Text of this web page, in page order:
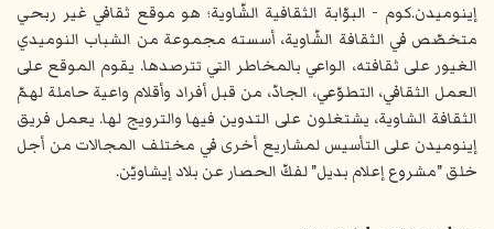
إينوميدن.كوم - البوّابة الثقافية الشّاوية؛ هو موقع ثقافي غير ربحي
متخصّص في الثقافة الشّاوية، أسسته مجموعة من الشباب النوميدي
الغيور على ثقافته، الواعي بالمخاطر التي تترصدها. يقوم الموقع على
العمل الثقافي، التطوّعي، الجادّ، من قبل أفراد وأقلام واعية حاملة لهمّ
الثقافة الشاوية، يشتغلون على التدوين فيها والترويج لها. يعمل فريق
إينوميدن على التأسيس لمشاريع أخرى في مختلف المجالات من أجل
خلق "مشروع إعلام بديل" لفكّ الحصار عن بلاد إيشاويّن.